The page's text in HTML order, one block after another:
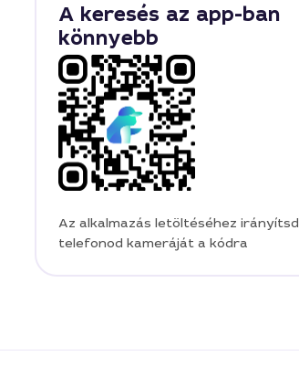
A keresés az app-ban
könnyebb
Az alkalmazás letöltéséhez irányítsd
telefonod kameráját a kódra